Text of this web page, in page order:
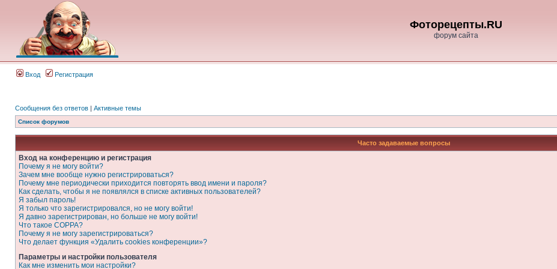
Фоторецепты.RU
форум сайта
Вход Регистрация
Сообщения без ответов | Активные темы
Список форумов
Часто задаваемые вопросы
Вход на конференцию и регистрация
Почему я не могу войти?
Зачем мне вообще нужно регистрироваться?
Почему мне периодически приходится повторять ввод имени и пароля?
Как сделать, чтобы я не появлялся в списке активных пользователей?
Я забыл пароль!
Я только что зарегистрировался, но не могу войти!
Я давно зарегистрирован, но больше не могу войти!
Что такое COPPA?
Почему я не могу зарегистрироваться?
Что делает функция «Удалить cookies конференции»?
Параметры и настройки пользователя
Как мне изменить мои настройки?